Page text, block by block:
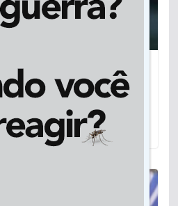
população para
em MS